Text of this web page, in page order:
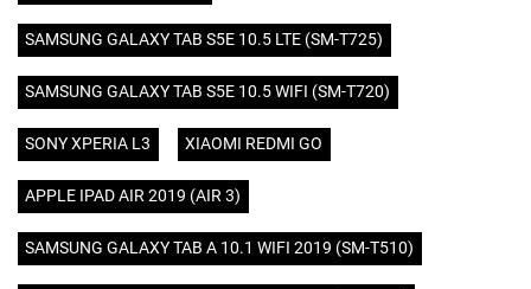
SAMSUNG GALAXY TAB S5E 10.5 LTE (SM-T725)
SAMSUNG GALAXY TAB S5E 10.5 WIFI (SM-T720)
SONY XPERIA L3 XIAOMI REDMI GO
APPLE IPAD AIR 2019 (AIR 3)
SAMSUNG GALAXY TAB A 10.1 WIFI 2019 (SM-T510)